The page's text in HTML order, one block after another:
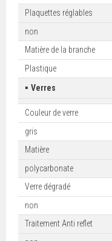
Plaquettes réglables
non
Matière de la branche
Plastique
▪Verres
Couleur de verre
gris
Matière
polycarbonate
Verre dégradé
non
Traitement Anti reflet